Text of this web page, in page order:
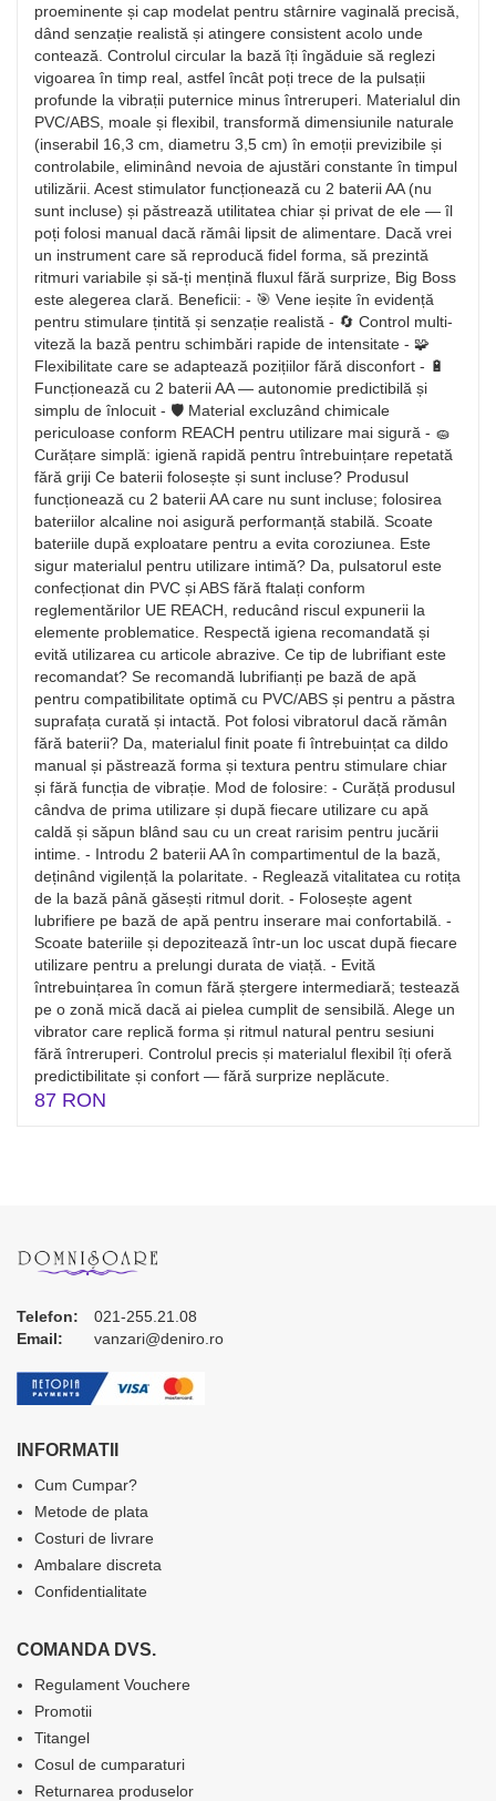
proeminente și cap modelat pentru stârnire vaginală precisă,
dând senzație realistă și atingere consistent acolo unde
contează. Controlul circular la bază îți îngăduie să reglezi
vigoarea în timp real, astfel încât poți trece de la pulsații
profunde la vibrații puternice minus întreruperi. Materialul din
PVC/ABS, moale și flexibil, transformă dimensiunile naturale
(inserabil 16,3 cm, diametru 3,5 cm) în emoții previzibile și
controlabile, eliminând nevoia de ajustări constante în timpul
utilizării. Acest stimulator funcționează cu 2 baterii AA (nu
sunt incluse) și păstrează utilitatea chiar și privat de ele — îl
poți folosi manual dacă rămâi lipsit de alimentare. Dacă vrei
un instrument care să reproducă fidel forma, să prezintă
ritmuri variabile și să-ți mențină fluxul fără surprize, Big Boss
este alegerea clară. Beneficii: - 🎯 Vene ieșite în evidență
pentru stimulare țintită și senzație realistă - 🔄 Control multi-
viteză la bază pentru schimbări rapide de intensitate - 🧩
Flexibilitate care se adaptează pozițiilor fără disconfort - 🔋
Funcționează cu 2 baterii AA — autonomie predictibilă și
simplu de înlocuit - 🛡️ Material excluzând chimicale
periculoase conform REACH pentru utilizare mai sigură - 🧽
Curățare simplă: igienă rapidă pentru întrebuințare repetată
fără griji Ce baterii folosește și sunt incluse? Produsul
funcționează cu 2 baterii AA care nu sunt incluse; folosirea
bateriilor alcaline noi asigură performanță stabilă. Scoate
bateriile după exploatare pentru a evita coroziunea. Este
sigur materialul pentru utilizare intimă? Da, pulsatorul este
confecționat din PVC și ABS fără ftalați conform
reglementărilor UE REACH, reducând riscul expunerii la
elemente problematice. Respectă igiena recomandată și
evită utilizarea cu articole abrazive. Ce tip de lubrifiant este
recomandat? Se recomandă lubrifianți pe bază de apă
pentru compatibilitate optimă cu PVC/ABS și pentru a păstra
suprafața curată și intactă. Pot folosi vibratorul dacă rămân
fără baterii? Da, materialul finit poate fi întrebuințat ca dildo
manual și păstrează forma și textura pentru stimulare chiar
și fără funcția de vibrație. Mod de folosire: - Curăță produsul
cândva de prima utilizare și după fiecare utilizare cu apă
caldă și săpun blând sau cu un creat rarisim pentru jucării
intime. - Introdu 2 baterii AA în compartimentul de la bază,
deținând vigilență la polaritate. - Reglează vitalitatea cu rotița
de la bază până găsești ritmul dorit. - Folosește agent
lubrifiere pe bază de apă pentru inserare mai confortabilă. -
Scoate bateriile și depozitează într-un loc uscat după fiecare
utilizare pentru a prelungi durata de viață. - Evită
întrebuințarea în comun fără ștergere intermediară; testează
pe o zonă mică dacă ai pielea cumplit de sensibilă. Alege un
vibrator care replică forma și ritmul natural pentru sesiuni
fără întreruperi. Controlul precis și materialul flexibil îți oferă
predictibilitate și confort — fără surprize neplăcute.
87 RON
Telefon:
021-255.21.08
Email:
vanzari@deniro.ro
INFORMATII
Cum Cumpar?
Metode de plata
Costuri de livrare
Ambalare discreta
Confidentialitate
COMANDA DVS.
Regulament Vouchere
Promotii
Titangel
Cosul de cumparaturi
Returnarea produselor